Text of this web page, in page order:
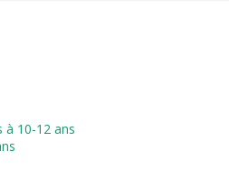
à 10-12 ans